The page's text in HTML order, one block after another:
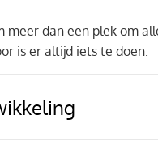
dan een plek om
is er altijd iets te doen.